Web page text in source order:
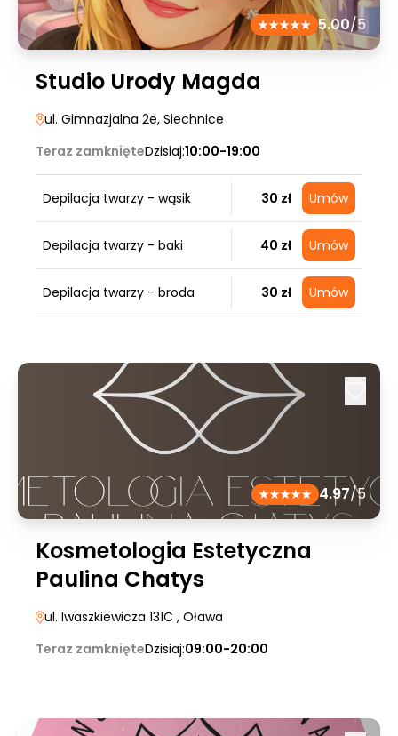
5.00/5
Studio Urody Magda
ul. Gimnazjalna 2e, Siechnice
Teraz zamknięteDzisiaj:10:00-19:00
Depilacja twarzy - wąsik 30 zł Umów
Depilacja twarzy - baki 40 zł Umów
Depilacja twarzy - broda 30 zł Umów
4.97/5
Kosmetologia Estetyczna
Paulina Chatys
ul. Iwaszkiewicza 131C , Oława
Teraz zamknięteDzisiaj:09:00-20:00